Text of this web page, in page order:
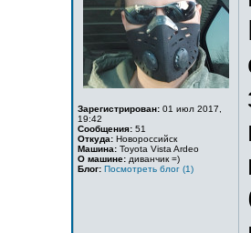
Зарегистрирован: 01 июл 2017,
19:42
Сообщения: 51
Откуда: Новороссийск
Машина: Toyota Vista Ardeo
О машине: диванчик =)
Блог: Посмотреть блог (1)